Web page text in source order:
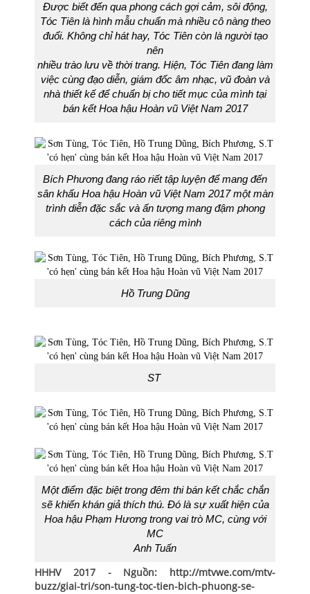
Được biết đến qua phong cách gợi cảm, sôi động,
Tóc Tiên là hình mẫu chuẩn mà nhiều cô nàng theo
đuổi. Không chỉ hát hay, Tóc Tiên còn là người tạo
nên
nhiều trào lưu về thời trang. Hiện, Tóc Tiên đang làm
việc cùng đạo diễn, giám đốc âm nhạc, vũ đoàn và
nhà thiết kế để chuẩn bị cho tiết mục của mình tại
bán kết Hoa hậu Hoàn vũ Việt Nam 2017
Bích Phương đang ráo riết tập luyện để mang đến
sân khấu Hoa hậu Hoàn vũ Việt Nam 2017 một màn
trình diễn đặc sắc và ấn tượng mang đậm phong
cách của riêng mình
Hồ Trung Dũng
ST
Một điểm đặc biệt trong đêm thi bán kết chắc chắn
sẽ khiến khán giả thích thú. Đó là sự xuất hiện của
Hoa hậu Phạm Hương trong vai trò MC, cùng với
MC
Anh Tuấn
HHHV 2017 - Nguồn: http://mtvwe.com/mtv-
buzz/giai-tri/son-tung-toc-tien-bich-phuong-se-